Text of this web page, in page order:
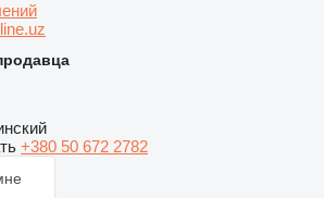
+380 50 672 2782